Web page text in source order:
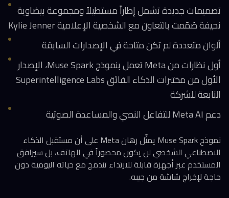
تصميمات جديدة تشمل إطاراً مستطيلاً ومجموعة بيضاوية
نحيفة صُمّمت بالتعاون مع الشخصية الإعلامية Kylie Jenner
ألوان متعددة لم تكن متاحة في الإصدارات السابقة
أول نظارات من Meta تعمل بنموذج Muse Spark، الإصدار
الأول من مختبرات الذكاء الفائق Superintelligence Labs
التابعة للشركة
دعم Meta AI للتفاعل النصي والمساعدة الصوتية
نموذج Muse Spark يمثّل رهان Meta على أن مستقبل الذكاء
الاصطناعي الشخصي لن يكون محصوراً في الهاتف، بل سيرافق
المستخدم عبر أجهزة قابلة للارتداء تندمج مع حياته اليومية دون
حاجة لإخراج شاشة من جيبه.